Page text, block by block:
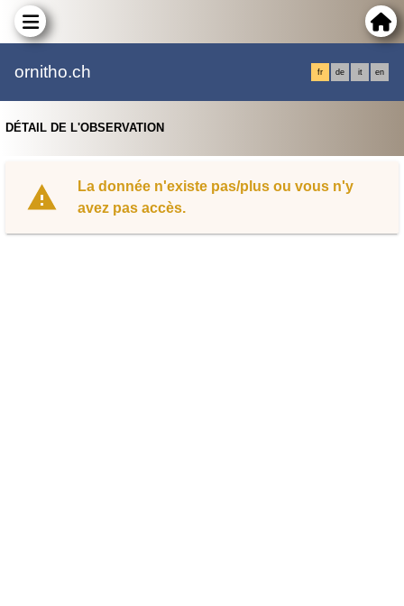
ornitho.ch fr de it en
DÉTAIL DE L'OBSERVATION
La donnée n'existe pas/plus ou vous n'y
avez pas accès.